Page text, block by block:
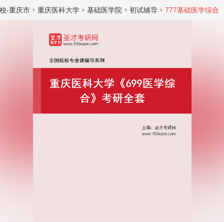
-重庆市 重庆医科大学 基础医学院 初试辅导 777基础医学综合